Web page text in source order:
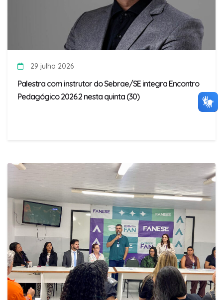
29 julho 2026
Palestra com instrutor do Sebrae/SE integra Encontro
Pedagógico 2026.2 nesta quinta (30)